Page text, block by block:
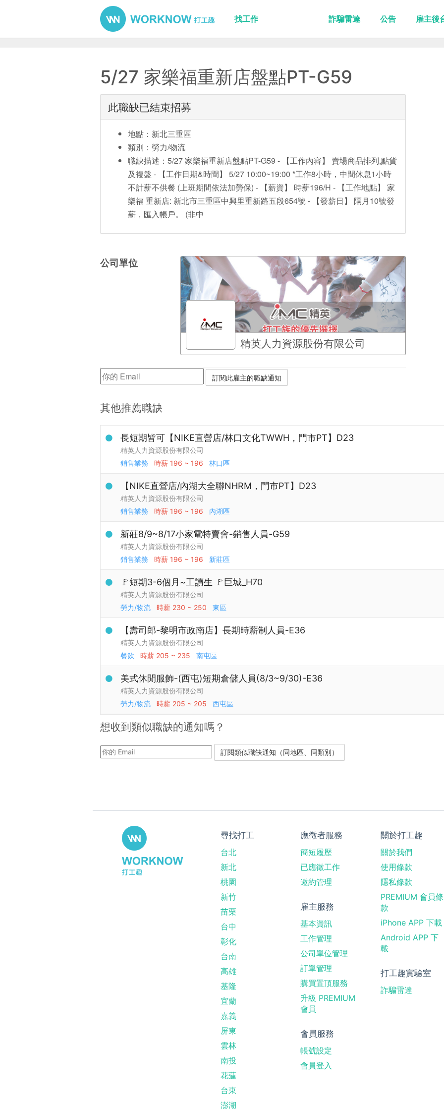
找工作 詐騙雷達 公告 雇主後
5/27 家樂福重新店盤點PT-G59
此職缺已結束招募
地點：新北三重區
類別：勞力/物流
職缺描述：5/27 家樂福重新店盤點PT-G59 - 【工作內容】 賣場商品排列,點貨
及複盤 - 【工作日期&時間】 5/27 10:00~19:00 *工作8小時，中間休息1小時
不計薪不供餐 (上班期間依法加勞保) - 【薪資】 時薪196/H - 【工作地點】 家
樂福 重新店: 新北市三重區中興里重新路五段654號 - 【發薪日】 隔月10號發
薪，匯入帳戶。 (非中
公司單位
精英人力資源股份有限公司
其他推薦職缺
長短期皆可【NIKE直營店/林口文化TWWH，門市PT】D23
精英人力資源股份有限公司
銷售業務
時薪 196 ~ 196 林口區
【NIKE直營店/內湖大全聯NHRM，門市PT】D23
精英人力資源股份有限公司
銷售業務
時薪 196 ~ 196 內湖區
新莊8/9~8/17小家電特賣會-銷售人員-G59
精英人力資源股份有限公司
銷售業務
時薪 196 ~ 196 新莊區
🚩短期3-6個月~工讀生 🚩巨城_H70
精英人力資源股份有限公司
勞力/物流
時薪 230 ~ 250 東區
【壽司郎-黎明市政南店】長期時薪制人員-E36
精英人力資源股份有限公司
餐飲
時薪 205 ~ 235 南屯區
美式休閒服飾-(西屯)短期倉儲人員(8/3~9/30)-E36
精英人力資源股份有限公司
勞力/物流
時薪 205 ~ 205 西屯區
想收到類似職缺的通知嗎？
尋找打工
台北
新北
桃園
新竹
苗栗
台中
彰化
台南
高雄
基隆
宜蘭
嘉義
屏東
雲林
南投
花蓮
台東
澎湖
應徵者服務
簡短履歷
已應徵工作
邀約管理
雇主服務
基本資訊
工作管理
公司單位管理
訂單管理
購買置頂服務
升級 PREMIUM
會員
會員服務
帳號設定
會員登入
關於打工趣
關於我們
使用條款
隱私條款
PREMIUM 會員條
款
iPhone APP 下載
Android APP 下
載
打工趣實驗室
詐騙雷達